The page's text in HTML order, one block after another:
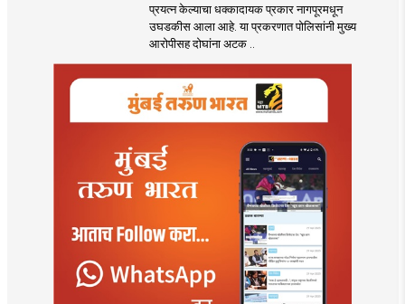
प्रयत्न केल्याचा धक्कादायक प्रकार नागपूरमधून
उघडकीस आला आहे. या प्रकरणात पोलिसांनी मुख्य
आरोपीसह दोघांना अटक ..